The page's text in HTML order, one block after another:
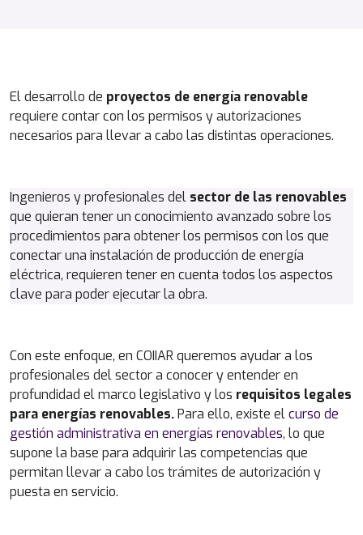
El desarrollo de proyectos de energía renovable
requiere contar con los permisos y autorizaciones
necesarios para llevar a cabo las distintas operaciones.
Ingenieros y profesionales del sector de las renovables
que quieran tener un conocimiento avanzado sobre los
procedimientos para obtener los permisos con los que
conectar una instalación de producción de energía
eléctrica, requieren tener en cuenta todos los aspectos
clave para poder ejecutar la obra.
Con este enfoque, en COIIAR queremos ayudar a los
profesionales del sector a conocer y entender en
profundidad el marco legislativo y los requisitos legales
para energías renovables.Para ello, existe elcurso de
gestión administrativa en energías renovables, lo que
supone la base para adquirir las competencias que
permitan llevar a cabo los trámites de autorización y
puesta en servicio.